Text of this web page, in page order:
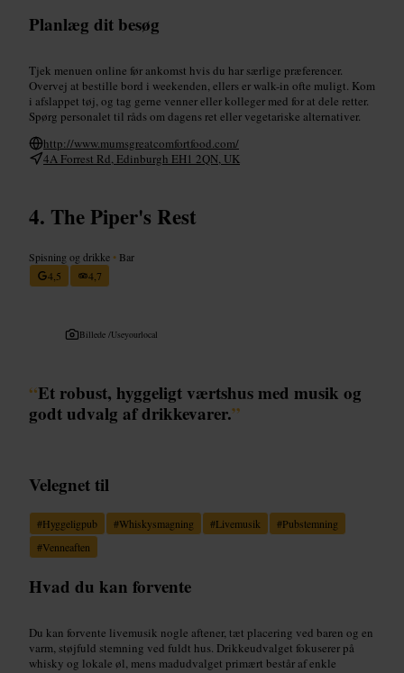
Planlæg dit besøg
Tjek menuen online før ankomst hvis du har særlige præferencer.
Overvej at bestille bord i weekenden, ellers er walk-in ofte muligt. Kom
i afslappet tøj, og tag gerne venner eller kolleger med for at dele retter.
Spørg personalet til råds om dagens ret eller vegetariske alternativer.
http://www.mumsgreatcomfortfood.com/
4A Forrest Rd, Edinburgh EH1 2QN, UK
The Piper's Rest
Spisning og drikke • Bar
4,5
4,7
Billede /Useyourlocal
“Et robust, hyggeligt værtshus med musik og
godt udvalg af drikkevarer.”
Velegnet til
#Hyggeligpub #Whiskysmagning #Livemusik #Pubstemning
#Venneaften
Hvad du kan forvente
Du kan forvente livemusik nogle aftener, tæt placering ved baren og en
varm, støjfuld stemning ved fuldt hus. Drikkeudvalget fokuserer på
whisky og lokale øl, mens madudvalget primært består af enkle